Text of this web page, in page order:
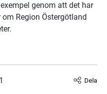
genom att det har
Region Östergötland
Dela